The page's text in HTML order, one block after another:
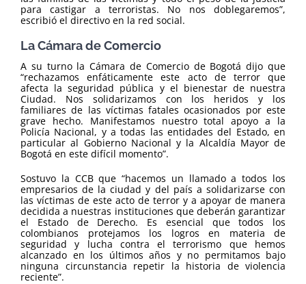
para castigar a terroristas. No nos doblegaremos”,
escribió el directivo en la red social.
La Cámara de Comercio
A su turno la Cámara de Comercio de Bogotá dijo que
“rechazamos enfáticamente este acto de terror que
afecta la seguridad pública y el bienestar de nuestra
Ciudad. Nos solidarizamos con los heridos y los
familiares de las víctimas fatales ocasionados por este
grave hecho. Manifestamos nuestro total apoyo a la
Policía Nacional, y a todas las entidades del Estado, en
particular al Gobierno Nacional y la Alcaldía Mayor de
Bogotá en este difícil momento”.
Sostuvo la CCB que “hacemos un llamado a todos los
empresarios de la ciudad y del país a solidarizarse con
las víctimas de este acto de terror y a apoyar de manera
decidida a nuestras instituciones que deberán garantizar
el Estado de Derecho. Es esencial que todos los
colombianos protejamos los logros en materia de
seguridad y lucha contra el terrorismo que hemos
alcanzado en los últimos años y no permitamos bajo
ninguna circunstancia repetir la historia de violencia
reciente”.